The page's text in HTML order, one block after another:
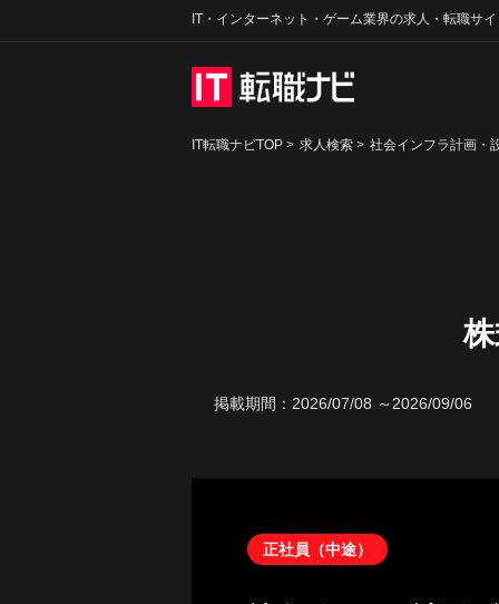
IT・インターネット・ゲーム業界の求人・転職サ
IT転職ナビTOP > 求人検索 > 社会インフラ計画・
掲載期間： 2026/07/08 ～2026/09/06
正社員（中途）